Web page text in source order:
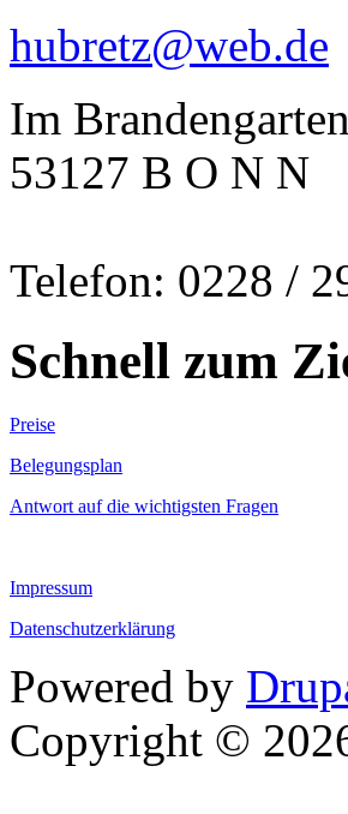
hubretz@web.de
Im
53127 B O N N
Telefon: 0228 /
Schnell zum
Preise
Belegungsplan
Antwort auf die wichtigsten Fragen
Impressum
Datenschutzerklärung
Powered by
Copyright ©